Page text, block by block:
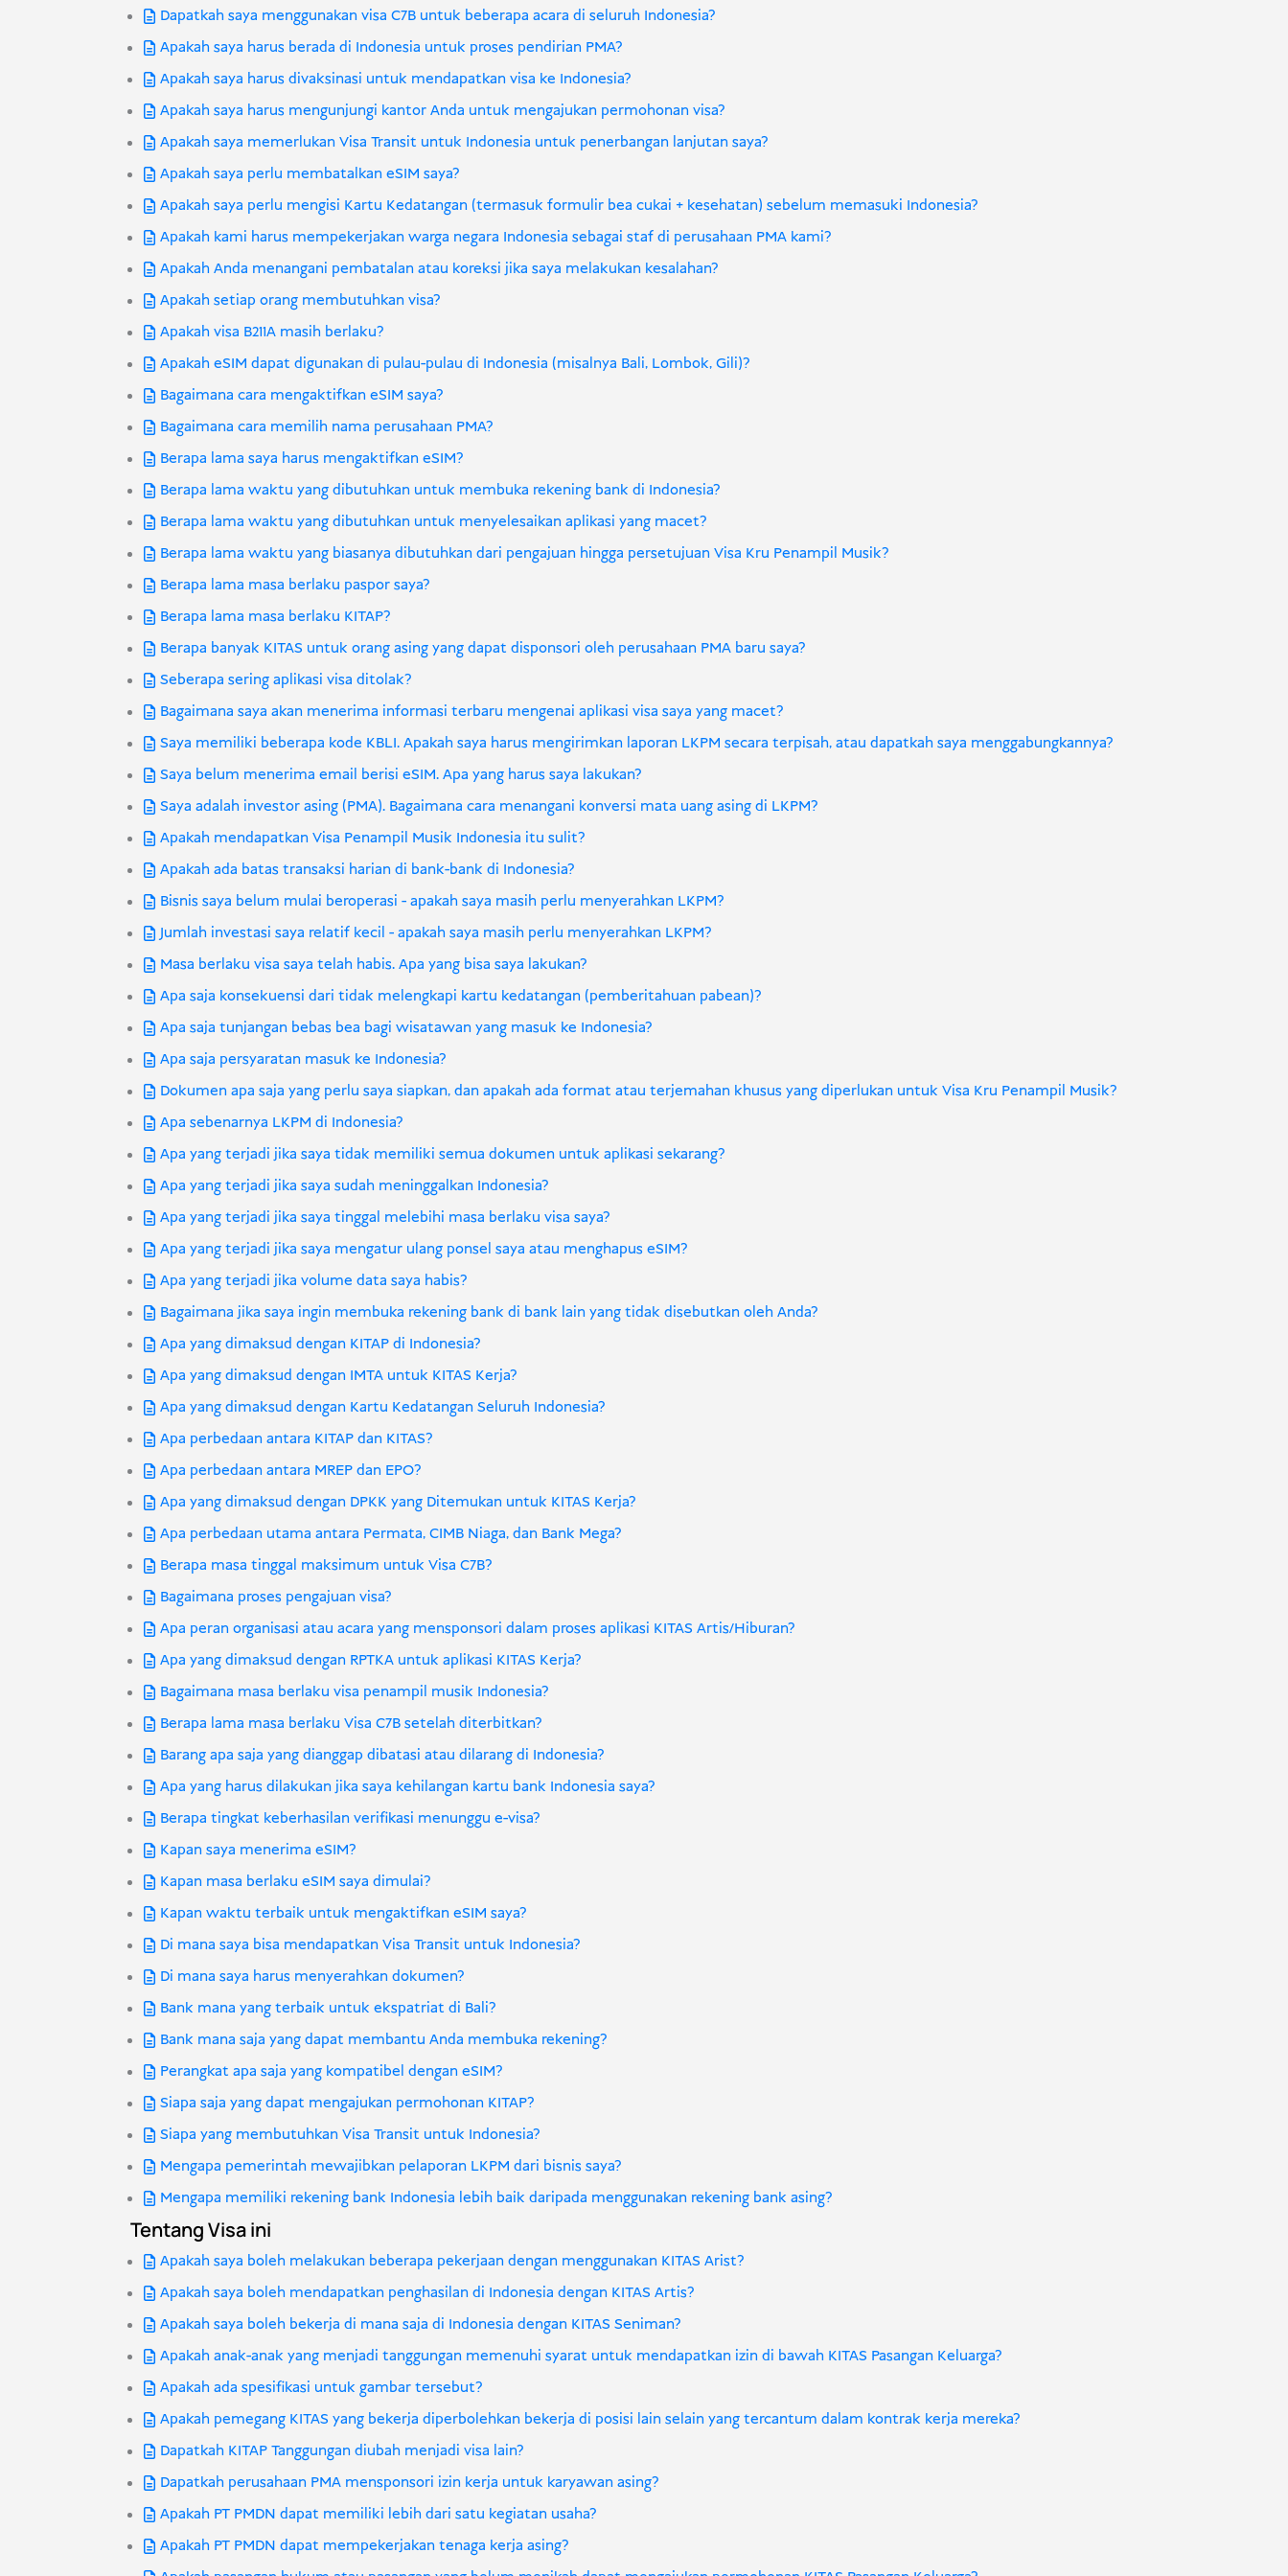
Dapatkah saya menggunakan visa C7B untuk beberapa acara di seluruh Indonesia?
Apakah saya harus berada di Indonesia untuk proses pendirian PMA?
Apakah saya harus divaksinasi untuk mendapatkan visa ke Indonesia?
Apakah saya harus mengunjungi kantor Anda untuk mengajukan permohonan visa?
Apakah saya memerlukan Visa Transit untuk Indonesia untuk penerbangan lanjutan saya?
Apakah saya perlu membatalkan eSIM saya?
Apakah saya perlu mengisi Kartu Kedatangan (termasuk formulir bea cukai + kesehatan) sebelum memasuki Indonesia?
Apakah kami harus mempekerjakan warga negara Indonesia sebagai staf di perusahaan PMA kami?
Apakah Anda menangani pembatalan atau koreksi jika saya melakukan kesalahan?
Apakah setiap orang membutuhkan visa?
Apakah visa B211A masih berlaku?
Apakah eSIM dapat digunakan di pulau-pulau di Indonesia (misalnya Bali, Lombok, Gili)?
Bagaimana cara mengaktifkan eSIM saya?
Bagaimana cara memilih nama perusahaan PMA?
Berapa lama saya harus mengaktifkan eSIM?
Berapa lama waktu yang dibutuhkan untuk membuka rekening bank di Indonesia?
Berapa lama waktu yang dibutuhkan untuk menyelesaikan aplikasi yang macet?
Berapa lama waktu yang biasanya dibutuhkan dari pengajuan hingga persetujuan Visa Kru Penampil Musik?
Berapa lama masa berlaku paspor saya?
Berapa lama masa berlaku KITAP?
Berapa banyak KITAS untuk orang asing yang dapat disponsori oleh perusahaan PMA baru saya?
Seberapa sering aplikasi visa ditolak?
Bagaimana saya akan menerima informasi terbaru mengenai aplikasi visa saya yang macet?
Saya memiliki beberapa kode KBLI. Apakah saya harus mengirimkan laporan LKPM secara terpisah, atau dapatkah saya menggabungkannya?
Saya belum menerima email berisi eSIM. Apa yang harus saya lakukan?
Saya adalah investor asing (PMA). Bagaimana cara menangani konversi mata uang asing di LKPM?
Apakah mendapatkan Visa Penampil Musik Indonesia itu sulit?
Apakah ada batas transaksi harian di bank-bank di Indonesia?
Bisnis saya belum mulai beroperasi - apakah saya masih perlu menyerahkan LKPM?
Jumlah investasi saya relatif kecil - apakah saya masih perlu menyerahkan LKPM?
Masa berlaku visa saya telah habis. Apa yang bisa saya lakukan?
Apa saja konsekuensi dari tidak melengkapi kartu kedatangan (pemberitahuan pabean)?
Apa saja tunjangan bebas bea bagi wisatawan yang masuk ke Indonesia?
Apa saja persyaratan masuk ke Indonesia?
Dokumen apa saja yang perlu saya siapkan, dan apakah ada format atau terjemahan khusus yang diperlukan untuk Visa Kru Penampil Musik?
Apa sebenarnya LKPM di Indonesia?
Apa yang terjadi jika saya tidak memiliki semua dokumen untuk aplikasi sekarang?
Apa yang terjadi jika saya sudah meninggalkan Indonesia?
Apa yang terjadi jika saya tinggal melebihi masa berlaku visa saya?
Apa yang terjadi jika saya mengatur ulang ponsel saya atau menghapus eSIM?
Apa yang terjadi jika volume data saya habis?
Bagaimana jika saya ingin membuka rekening bank di bank lain yang tidak disebutkan oleh Anda?
Apa yang dimaksud dengan KITAP di Indonesia?
Apa yang dimaksud dengan IMTA untuk KITAS Kerja?
Apa yang dimaksud dengan Kartu Kedatangan Seluruh Indonesia?
Apa perbedaan antara KITAP dan KITAS?
Apa perbedaan antara MREP dan EPO?
Apa yang dimaksud dengan DPKK yang Ditemukan untuk KITAS Kerja?
Apa perbedaan utama antara Permata, CIMB Niaga, dan Bank Mega?
Berapa masa tinggal maksimum untuk Visa C7B?
Bagaimana proses pengajuan visa?
Apa peran organisasi atau acara yang mensponsori dalam proses aplikasi KITAS Artis/Hiburan?
Apa yang dimaksud dengan RPTKA untuk aplikasi KITAS Kerja?
Bagaimana masa berlaku visa penampil musik Indonesia?
Berapa lama masa berlaku Visa C7B setelah diterbitkan?
Barang apa saja yang dianggap dibatasi atau dilarang di Indonesia?
Apa yang harus dilakukan jika saya kehilangan kartu bank Indonesia saya?
Berapa tingkat keberhasilan verifikasi menunggu e-visa?
Kapan saya menerima eSIM?
Kapan masa berlaku eSIM saya dimulai?
Kapan waktu terbaik untuk mengaktifkan eSIM saya?
Di mana saya bisa mendapatkan Visa Transit untuk Indonesia?
Di mana saya harus menyerahkan dokumen?
Bank mana yang terbaik untuk ekspatriat di Bali?
Bank mana saja yang dapat membantu Anda membuka rekening?
Perangkat apa saja yang kompatibel dengan eSIM?
Siapa saja yang dapat mengajukan permohonan KITAP?
Siapa yang membutuhkan Visa Transit untuk Indonesia?
Mengapa pemerintah mewajibkan pelaporan LKPM dari bisnis saya?
Mengapa memiliki rekening bank Indonesia lebih baik daripada menggunakan rekening bank asing?
Tentang Visa ini
Apakah saya boleh melakukan beberapa pekerjaan dengan menggunakan KITAS Arist?
Apakah saya boleh mendapatkan penghasilan di Indonesia dengan KITAS Artis?
Apakah saya boleh bekerja di mana saja di Indonesia dengan KITAS Seniman?
Apakah anak-anak yang menjadi tanggungan memenuhi syarat untuk mendapatkan izin di bawah KITAS Pasangan Keluarga?
Apakah ada spesifikasi untuk gambar tersebut?
Apakah pemegang KITAS yang bekerja diperbolehkan bekerja di posisi lain selain yang tercantum dalam kontrak kerja mereka?
Dapatkah KITAP Tanggungan diubah menjadi visa lain?
Dapatkah perusahaan PMA mensponsori izin kerja untuk karyawan asing?
Apakah PT PMDN dapat memiliki lebih dari satu kegiatan usaha?
Apakah PT PMDN dapat mempekerjakan tenaga kerja asing?